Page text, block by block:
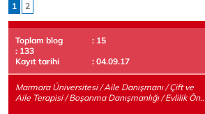
1
2
Toplam blog
: 15
: 133
Kayıt tarihi
: 04.09.17
Marmara Üniversitesi / Aile Danışmanı / Çift ve
Aile Terapisi / Boşanma Danışmanlığı / Evlilik Ön..